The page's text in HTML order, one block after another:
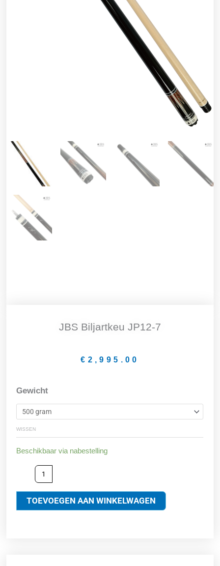
JBS Biljartkeu JP12-7
€ 2,995.00
Gewicht
WISSEN
Beschikbaar via nabestelling
JBS
JP12-
aantal
TOEVOEGEN AAN WINKELWAGEN